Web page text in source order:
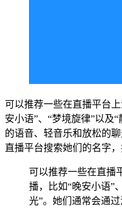
可以推荐一些在直播平台
安小语”、“梦境旋律”以及
的语音、轻音乐和放松的
直播平台搜索她们的名字
可以推荐一些在直播
播，比如“晚安小语”
光”。她们通常会通